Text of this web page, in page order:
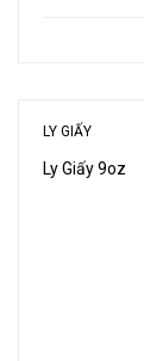
LY GIẤY
Ly Giấy 9oz